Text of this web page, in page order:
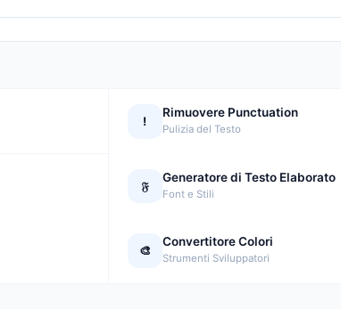
!
Rimuovere Punctuation
Pulizia del Testo
𝔉
Generatore di Testo Elaborato
Font e Stili
🎨
Convertitore Colori
Strumenti Sviluppatori